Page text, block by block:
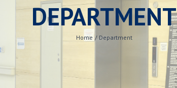
DEPARTMENT
Home / Department